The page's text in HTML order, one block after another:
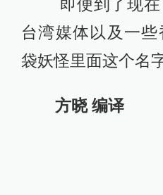
即便到了现在
台湾媒体以及一
袋妖怪里面这个名
方晓 编译